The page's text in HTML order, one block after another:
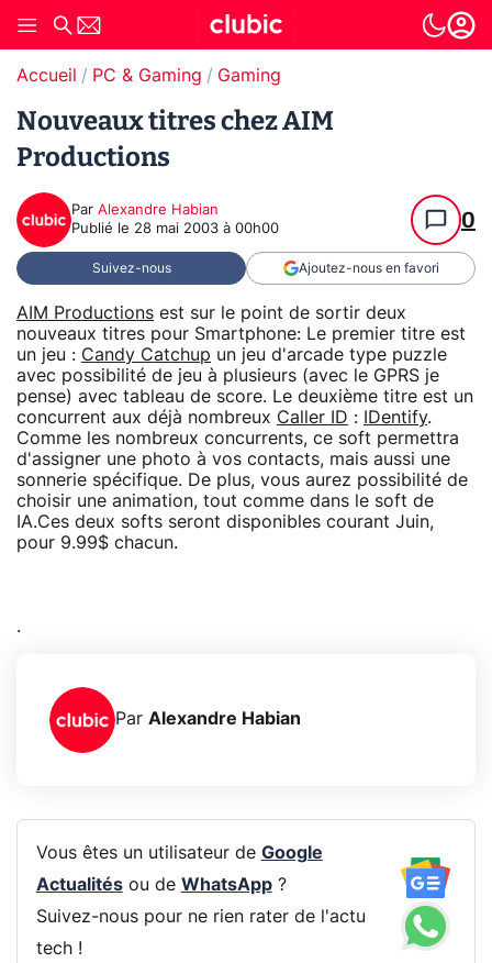
Accueil PC & Gaming Gaming
Nouveaux titres chez AIM
Productions
Par Alexandre Habian
Publié le 28 mai 2003 à 00h00 0
Suivez-nous Ajoutez-nous en favori
AIM Productions est sur le point de sortir deux
nouveaux titres pour Smartphone: Le premier titre est
un jeu : Candy Catchup un jeu d'arcade type puzzle
avec possibilité de jeu à plusieurs (avec le GPRS je
pense) avec tableau de score. Le deuxième titre est un
concurrent aux déjà nombreux Caller ID : IDentify.
Comme les nombreux concurrents, ce soft permettra
d'assigner une photo à vos contacts, mais aussi une
sonnerie spécifique. De plus, vous aurez possibilité de
choisir une animation, tout comme dans le soft de
IA.Ces deux softs seront disponibles courant Juin,
pour 9.99$ chacun.
.
Par Alexandre Habian
Vous êtes un utilisateur de Google
Actualitésou de WhatsApp?
Suivez-nous pour ne rien rater de l'actu
tech !